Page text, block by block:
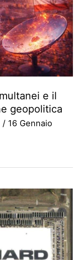
e il
geopolitica
/ 16 Gennaio